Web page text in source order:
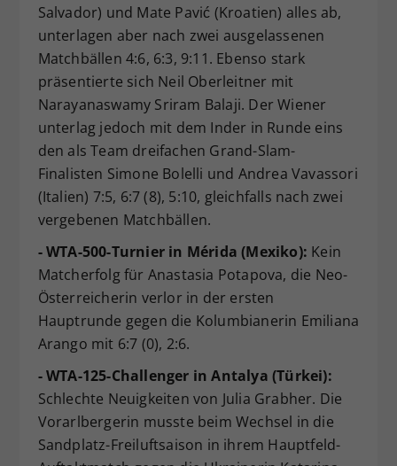
Salvador) und Mate Pavić (Kroatien) alles ab,
unterlagen aber nach zwei ausgelassenen
Matchbällen 4:6, 6:3, 9:11. Ebenso stark
präsentierte sich Neil Oberleitner mit
Narayanaswamy Sriram Balaji. Der Wiener
unterlag jedoch mit dem Inder in Runde eins
den als Team dreifachen Grand-Slam-
Finalisten Simone Bolelli und Andrea Vavassori
(Italien) 7:5, 6:7 (8), 5:10, gleichfalls nach zwei
vergebenen Matchbällen.
- WTA-500-Turnier in Mérida (Mexiko): Kein
Matcherfolg für Anastasia Potapova, die Neo-
Österreicherin verlor in der ersten
Hauptrunde gegen die Kolumbianerin Emiliana
Arango mit 6:7 (0), 2:6.
- WTA-125-Challenger in Antalya (Türkei):
Schlechte Neuigkeiten von Julia Grabher. Die
Vorarlbergerin musste beim Wechsel in die
Sandplatz-Freiluftsaison in ihrem Hauptfeld-